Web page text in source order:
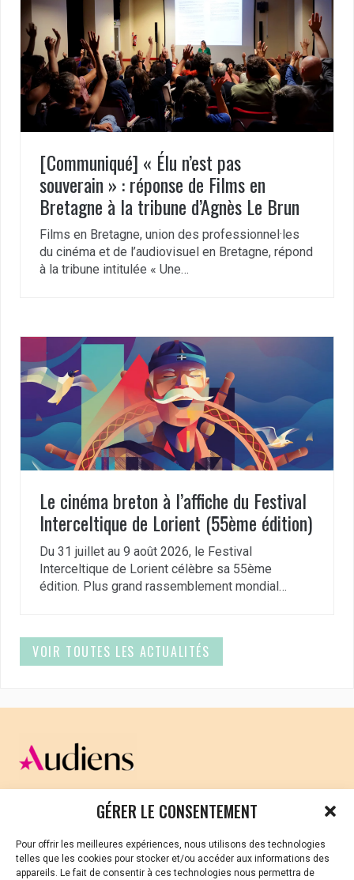
GÉRER LE CONSENTEMENT
Pour offrir les meilleures expériences, nous utilisons des technologies
telles que les cookies pour stocker et/ou accéder aux informations des
appareils. Le fait de consentir à ces technologies nous permettra de
[Communiqué] « Élu n’est pas
souverain » : réponse de Films en
Bretagne à la tribune d’Agnès Le Brun
Films en Bretagne, union des professionnel·les
du cinéma et de l’audiovisuel en Bretagne, répond
à la tribune intitulée « Une…
Le cinéma breton à l’affiche du Festival
Interceltique de Lorient (55ème édition)
Du 31 juillet au 9 août 2026, le Festival
Interceltique de Lorient célèbre sa 55ème
édition. Plus grand rassemblement mondial…
VOIR TOUTES LES ACTUALITÉS
CELLULE D’ÉCOUTE ET DE SOUTIEN PSYCHOLOGIQUE ET
Vous avez été témoin ou vous êtes victime de VSS ? Ou
vous êtes référent·es harcèlement en besoin de soutien